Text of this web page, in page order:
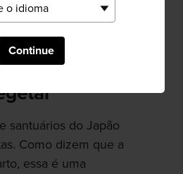
Continue
lugar no Japão onde
à bela ilha.
santuários do Japão
Como dizem que a
essa é uma